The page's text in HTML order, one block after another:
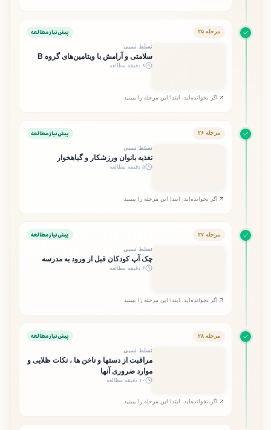
مرحله ۲۵ پیش‌نیاز مطالعه
تسلط نسبی
سلامتی و آرامش با ویتامین‌های گروه B
۸ دقیقه مطالعه
اگر نخوانده‌اید، ابتدا این مرحله را ببینید
مرحله ۲۶ پیش‌نیاز مطالعه
تسلط نسبی
تغذیه بانوان ورزشکار و گیاهخوار
۵ دقیقه مطالعه
اگر نخوانده‌اید، ابتدا این مرحله را ببینید
مرحله ۲۷ پیش‌نیاز مطالعه
تسلط نسبی
چک آپ کودکان قبل از ورود به مدرسه
۶ دقیقه مطالعه
اگر نخوانده‌اید، ابتدا این مرحله را ببینید
مرحله ۲۸ پیش‌نیاز مطالعه
تسلط نسبی
مراقبت از دستها و ناخن ها ، نکات ظلایی و
موارد ضروری آنها
۱۰ دقیقه مطالعه
اگر نخوانده‌اید، ابتدا این مرحله را ببینید